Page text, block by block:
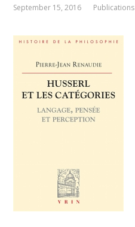
September 15, 2016 Publications